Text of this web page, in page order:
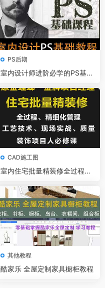
PS后期
室内设计师进阶必学的PS基础
CAD施工图
室内住宅批量精装修全过程细
视频教程
其他教程
酷家乐 全屋定制家具橱柜教程